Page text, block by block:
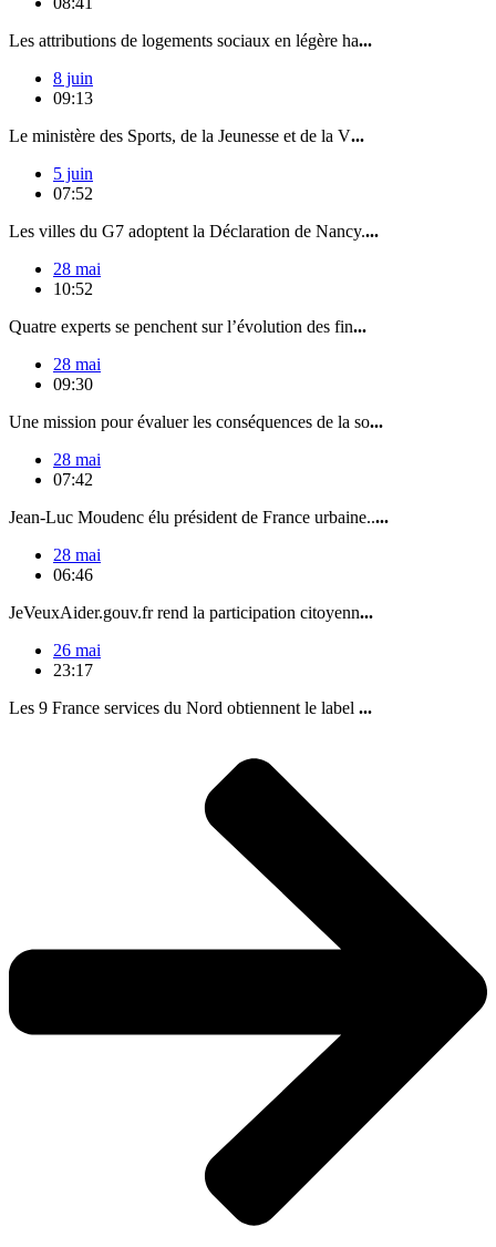
Les attributions de logements sociaux en légère ha...
8 juin
09:13
Le ministère des Sports, de la Jeunesse et de la V...
5 juin
07:52
Les villes du G7 adoptent la Déclaration de Nancy....
28 mai
10:52
Quatre experts se penchent sur l’évolution des fin...
28 mai
09:30
Une mission pour évaluer les conséquences de la so...
28 mai
07:42
Jean-Luc Moudenc élu président de France urbaine.....
28 mai
06:46
JeVeuxAider.gouv.fr rend la participation citoyenn...
26 mai
23:17
Les 9 France services du Nord obtiennent le label ...